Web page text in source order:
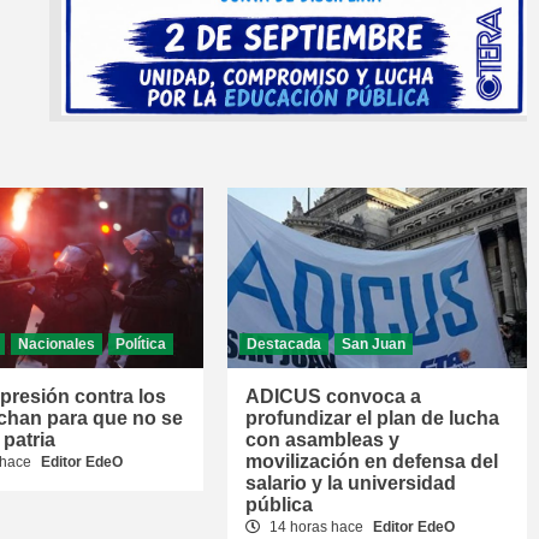
Nacionales Política
contra los
para que no se
patria
Editor EdeO
Destacada San Juan
ADICUS convoca a
profundizar el plan de lucha
con asambleas y
movilización en defensa del
salario y la universidad
pública
14 horas hace Editor EdeO